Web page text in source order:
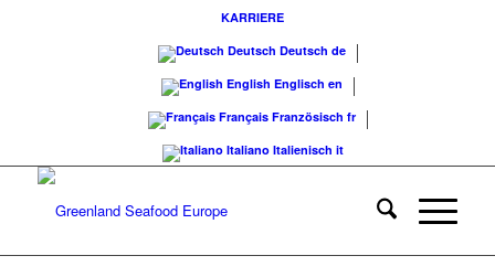
KARRIERE
Deutsch Deutsch de
English Englisch en
Français Französisch fr
Italiano Italienisch it